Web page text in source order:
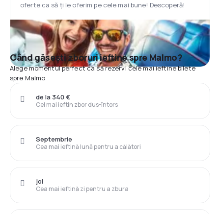
oferte ca să ți le oferim pe cele mai bune! Descoperă!
Când găsești zboruri ieftine spre Malmo?
Alege momentul perfect ca să rezervi cele mai ieftine bilete
spre Malmo
Cel mai ieftin zbor dus-întors
de la 340 €
Cea mai ieftină lună pentru a călători
Septembrie
Cea mai ieftină zi pentru a zbura
joi